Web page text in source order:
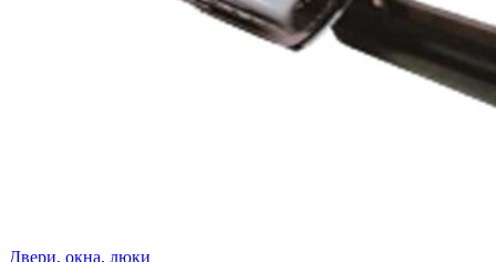
Двери, окна, люки